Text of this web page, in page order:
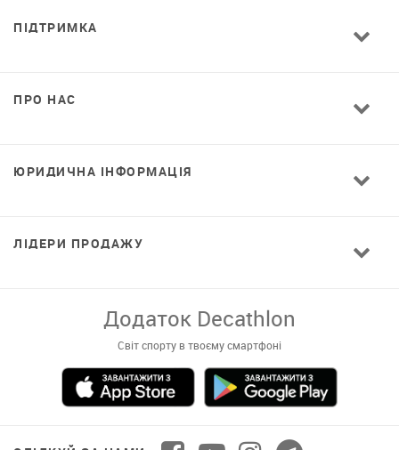
ПІДТРИМКА
ПРО НАС
ЮРИДИЧНА ІНФОРМАЦІЯ
ЛІДЕРИ ПРОДАЖУ
Завантажуй додаток!
Комфортні покупки, ексклюзивні
пропозиції і зручний каталог в твоєму телефоні